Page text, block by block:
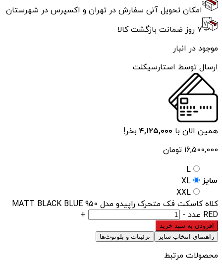
امکان تحویل آنی سفارش در تهران و اکسپرس در شهرستان
۷ روز ضمانت بازگشت کالا
موجود در انبار
ارسال توسط استارسیکلت
همین الان با ۴,۱۲۵,۰۰۰ بخر!
16,500,000 تومان
سایز
L
XL
XXL
کلاه کاسکت فک متحرک راپیدو مدل 950 MATT BLACK BLUE
RED عدد
-
+
افزودن به سبد خرید
راهنمای انتخاب سایز
تزئینات و بلوتوث‌ها
محصولات مرتبط